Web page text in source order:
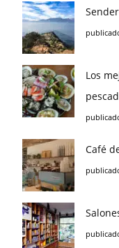
Los
Café